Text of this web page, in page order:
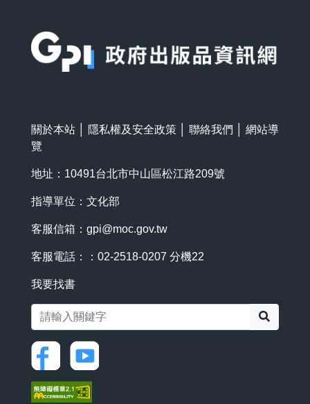
關於本站 隱私權及安全政策 聯絡我們
網站導
覽
地址：10491台北市中山區松江路209號
指導單位：文化部
客服信箱： gpi@moc.gov.tw
客服電話：：02-2518-0207 分機22
我要找書